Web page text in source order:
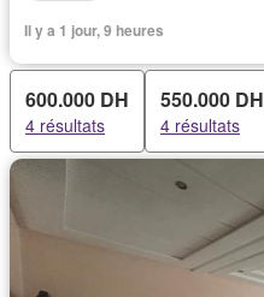
Il y a 1 jour, 9 heures
600.000 DH
4 résultats
550.000 DH
4 résultats